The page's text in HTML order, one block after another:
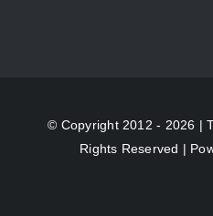
© Copyright 2012 - 2026 |
Rights Reserved |